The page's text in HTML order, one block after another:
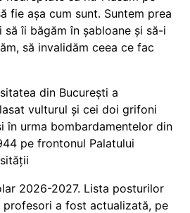
fie așa cum sunt. Suntem prea
să îi băgăm în șabloane și să-i
să invalidăm ceea ce fac
din București a
vulturul și cei doi grifoni
în urma bombardamentelor din
pe frontonul Palatului
2026-2027. Lista posturilor
profesori a fost actualizată, pe